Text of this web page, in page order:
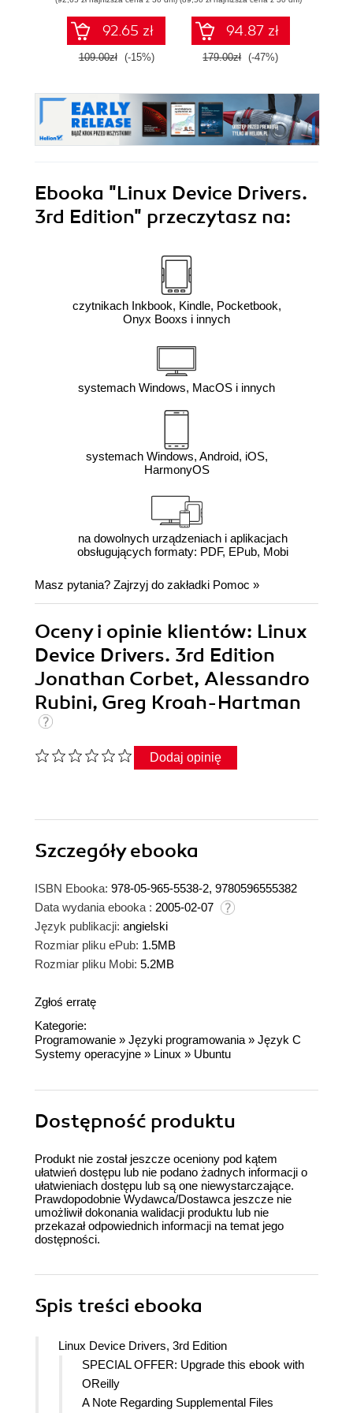
92.65 zł
109.00zł (-15%)
94.87 zł
179.00zł (-47%)
Ebooka "Linux Device Drivers.
3rd Edition" przeczytasz na:
czytnikach Inkbook, Kindle, Pocketbook,
Onyx Booxs i innych
systemach Windows, MacOS i innych
systemach Windows, Android, iOS,
HarmonyOS
na dowolnych urządzeniach i aplikacjach
obsługujących formaty: PDF, EPub, Mobi
Masz pytania? Zajrzyj do zakładki Pomoc »
Oceny i opinie klientów: Linux
Device Drivers. 3rd Edition
Jonathan Corbet, Alessandro
Rubini, Greg Kroah-Hartman
Dodaj opinię
Szczegółyebooka
ISBN Ebooka: 978-05-965-5538-2, 9780596555382
Data wydania ebooka : 2005-02-07
Język publikacji: angielski
Rozmiar pliku ePub: 1.5MB
Rozmiar pliku Mobi: 5.2MB
Zgłoś erratę
Kategorie:
Programowanie » Języki programowania » Język C
Systemy operacyjne » Linux » Ubuntu
Dostępność produktu
Produkt nie został jeszcze oceniony pod kątem
ułatwień dostępu lub nie podano żadnych informacji o
ułatwieniach dostępu lub są one niewystarczające.
Prawdopodobnie Wydawca/Dostawca jeszcze nie
umożliwił dokonania walidacji produktu lub nie
przekazał odpowiednich informacji na temat jego
dostępności.
Spis treści ebooka
Linux Device Drivers, 3rd Edition
SPECIAL OFFER: Upgrade this ebook with
OReilly
A Note Regarding Supplemental Files